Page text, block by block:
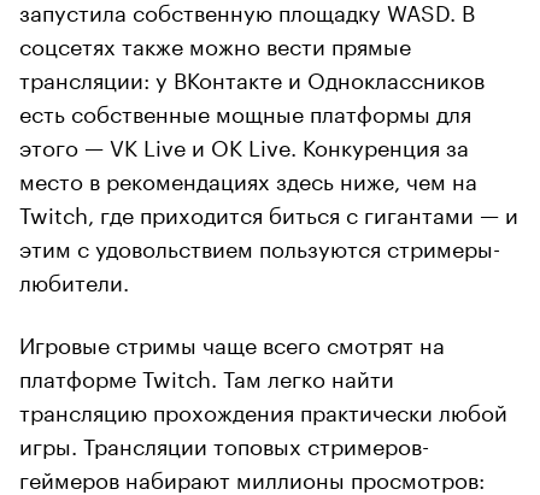
запустила собственную площадку WASD. В
соцсетях также можно вести прямые
трансляции: у ВКонтакте и Одноклассников
есть собственные мощные платформы для
этого — VK Live и OK Live. Конкуренция за
место в рекомендациях здесь ниже, чем на
Twitch, где приходится биться с гигантами — и
этим с удовольствием пользуются стримеры-
любители.
Игровые стримы чаще всего смотрят на
платформе Twitch. Там легко найти
трансляцию прохождения практически любой
игры. Трансляции топовых стримеров-
геймеров набирают миллионы просмотров: